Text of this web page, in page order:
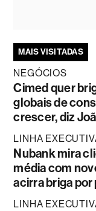
MAIS VISITADAS
NEGÓCIOS
Cimed quer
globais de
crescer, diz
LINHA
Nubank mira
média com
acirra briga
LINHA